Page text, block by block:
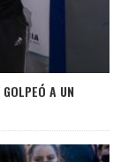
A UN